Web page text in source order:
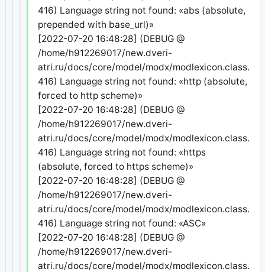
416) Language string not found: «abs (absolute,
prepended with base_url)»
[2022-07-20 16:48:28] (DEBUG @
/home/h912269017/new.dveri-
atri.ru/docs/core/model/modx/
416) Language string not found: «http (absolute,
forced to http scheme)»
[2022-07-20 16:48:28] (DEBUG @
/home/h912269017/new.dveri-
atri.ru/docs/core/model/modx/
416) Language string not found: «https
(absolute, forced to https scheme)»
[2022-07-20 16:48:28] (DEBUG @
/home/h912269017/new.dveri-
atri.ru/docs/core/model/modx/
416) Language string not found: «ASC»
[2022-07-20 16:48:28] (DEBUG @
/home/h912269017/new.dveri-
atri.ru/docs/core/model/modx/